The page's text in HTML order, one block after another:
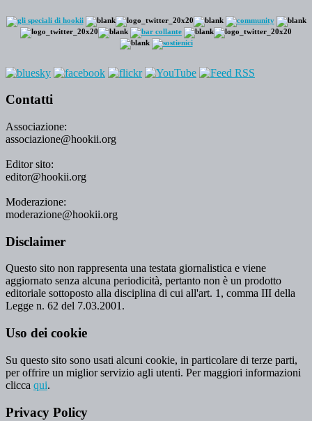
Contatti
Associazione:
associazione@hookii.org
Editor sito:
editor@hookii.org
Moderazione:
moderazione@hookii.org
Disclaimer
Questo sito non rappresenta una testata giornalistica e viene
aggiornato senza alcuna periodicità, pertanto non è un prodotto
editoriale sottoposto alla disciplina di cui all'art. 1, comma III della
Legge n. 62 del 7.03.2001.
Uso dei cookie
Su questo sito sono usati alcuni cookie, in particolare di terze parti,
per offrire un miglior servizio agli utenti. Per maggiori informazioni
clicca qui.
Privacy Policy